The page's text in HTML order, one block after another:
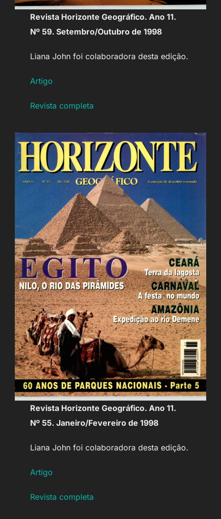
Revista Horizonte Geográfico. Ano 11.
Nº 59. Setembro/Outubro de 1998
Liana John foi colaboradora desta edição.
Artigo
Revista completa
Revista Horizonte Geográfico. Ano 11.
Nº 55. Janeiro/Fevereiro de 1998
Liana John foi colaboradora desta edição.
Artigo
Revista completa